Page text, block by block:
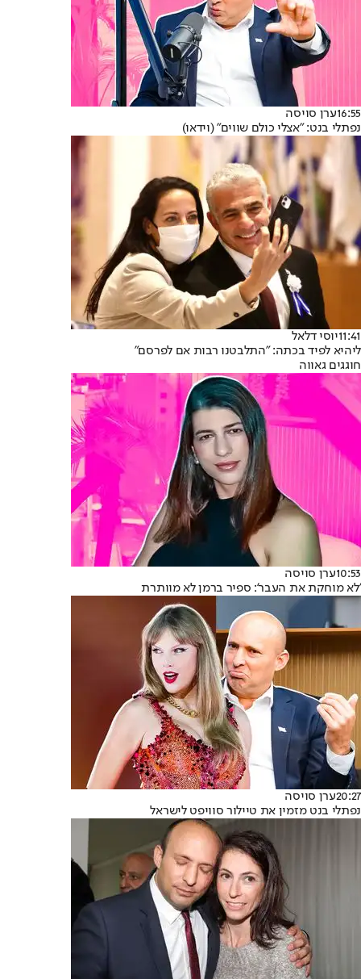
16:55ערן סויסה
נפתלי בנט: "אצלי כולם שווים" (וידאו)
11:41יוסי דלאל
ליהיא לפיד בכתה: "התלבטנו רבות אם לפרסם"
חוגגים גאווה
10:53ערן סויסה
'לא מוחקת את העבר': ספיר ברמן לא מוותרת
20:27ערן סויסה
נפתלי בנט מזמין את טיילור סוויפט לישראל